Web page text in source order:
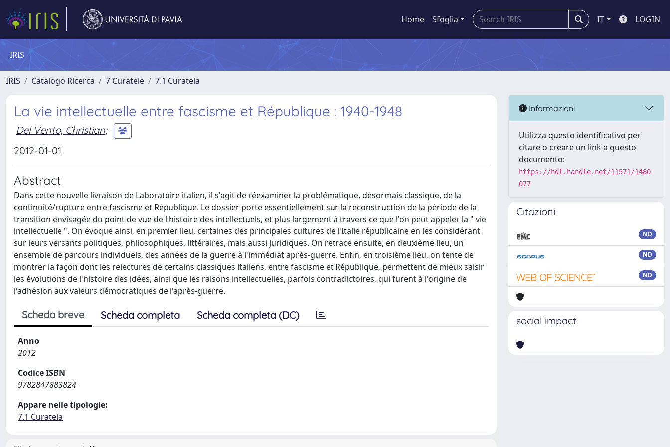
Home Sfoglia IT LOGIN
IRIS
IRIS Catalogo Ricerca 7 Curatele 7.1 Curatela
La vie intellectuelle entre fascisme et République : 1940-1948
Del Vento, Christian;
2012-01-01
Abstract
Dans cette nouvelle livraison de Laboratoire italien, il s'agit de réexaminer la problématique, désormais classique, de la
continuité/rupture entre fascisme et République. Le dossier porte essentiellement sur la reconstruction de la période de la
transition envisagée du point de vue de l'histoire des intellectuels, et plus largement à travers ce que l'on peut appeler la " vie
intellectuelle ". On évoque ainsi, en premier lieu, certaines des principales cultures de l'Italie républicaine en les considérant
sur leurs versants politiques, philosophiques, littéraires, mais aussi juridiques. On retrace ensuite, en deuxième lieu, un
ensemble de parcours individuels, des années de la guerre à l'immédiat après-guerre. Enfin, en troisième lieu, on tente de
montrer la façon dont les relectures de certains classiques italiens, entre fascisme et République, permettent de mieux saisir
les évolutions de l'histoire des idées, ainsi que les raisons intellectuelles, parfois contradictoires, qui furent à l'origine de
l'adhésion aux valeurs démocratiques de l'après-guerre.
Scheda breve Scheda completa Scheda completa (DC)
Anno
2012
Codice ISBN
9782847883824
Appare nelle tipologie:
7.1 Curatela
Informazioni
Utilizza questo identificativo per
citare o creare un link a questo
documento:
https://hdl.handle.net/11571/1480
077
Citazioni
ND
ND
ND
social impact